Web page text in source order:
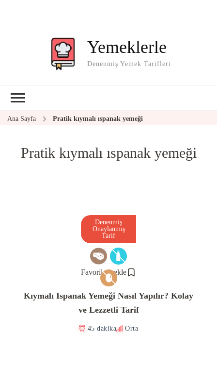
Yemeklerle
Denenmiş Yemek Tarifleri
Ana Sayfa Pratik kıymalı ıspanak yemeği
Pratik kıymalı ıspanak yemeği
Favorilere ekle
Denenmiş
Onaylanmış
Tarif
Kıymalı Ispanak Yemeği Nasıl Yapılır? Kolay
ve Lezzetli Tarif
45 dakika Orta